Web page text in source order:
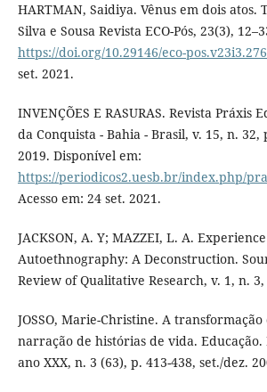
HARTMAN, Saidiya. Vênus em dois atos.
Silva e Sousa Revista ECO-Pós, 23(3),
https://doi.org/10.29146/eco-
set. 2021.
INVENÇÕES E RASURAS. Revista Práxis
da Conquista - Bahia - Brasil, v. 15, n. 32,
2019. Disponível em:
https://periodicos2.uesb.br/index.php/
Acesso em: 24 set. 2021.
JACKSON, A. Y; MAZZEI, L. A.
Autoethnography: A Deconstruction.
Review of Qualitative Research, v. 1, n.
JOSSO, Marie-Christine. A
narração de histórias de vida. Educação.
ano XXX, n. 3 (63), p. 413-438, set./dez.